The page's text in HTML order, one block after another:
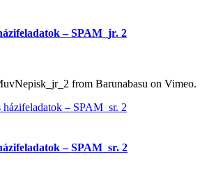
– SPAM_jr. 2
from Barunabasu on Vimeo.
– SPAM_sr. 2